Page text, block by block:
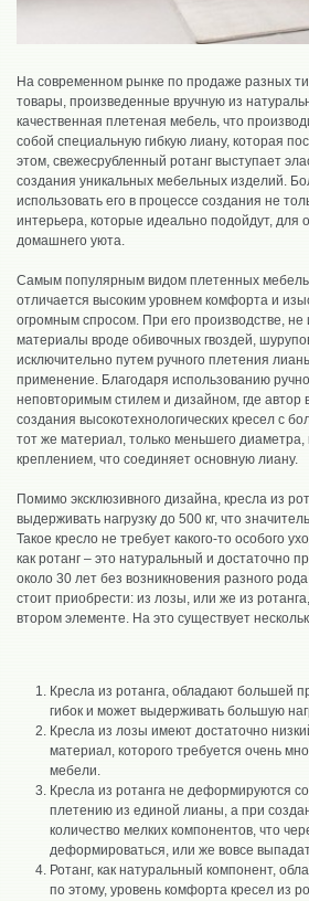
На современном рынке по продаже разных
товары, произведенные вручную из
качественная плетеная мебель, что
собой специальную гибкую лиану, которая
этом, свежесрубленный ротанг выступает
создания уникальных мебельных изделий.
использовать его в процессе создания не
интерьера, которые идеально подойдут,
домашнего уюта.
Самым популярным видом плетенных
отличается высоким уровнем комфорта и
огромным спросом. При его производстве,
материалы вроде обивочных гвоздей,
исключительно путем ручного плетения
применение. Благодаря использованию
неповторимым стилем и дизайном, где автор
создания высокотехнологических кресел с
тот же материал, только меньшего
креплением, что соединяет основную лиану.
Помимо эксклюзивного дизайна, кресла из
выдерживать нагрузку до 500 кг, что
Такое кресло не требует какого-то особого
как ротанг – это натуральный и достаточно
около 30 лет без возникновения разного
стоит приобрести: из лозы, или же из
втором элементе. На это существует
Кресла из ротанга, обладают большей
гибок и может выдерживать большую
Кресла из лозы имеют достаточно
материал, которого требуется очень
мебели.
Кресла из ротанга не деформируются
плетению из единой лианы, а при
количество мелких компонентов, что
деформироваться, или же вовсе
Ротанг, как натуральный компонент,
по этому, уровень комфорта кресел из